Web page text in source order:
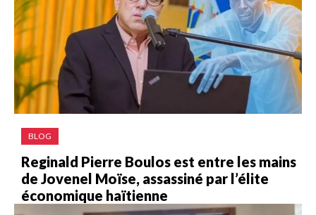
BLOG
Reginald Pierre Boulos est entre les mains
de Jovenel Moïse, assassiné par l’élite
économique haïtienne